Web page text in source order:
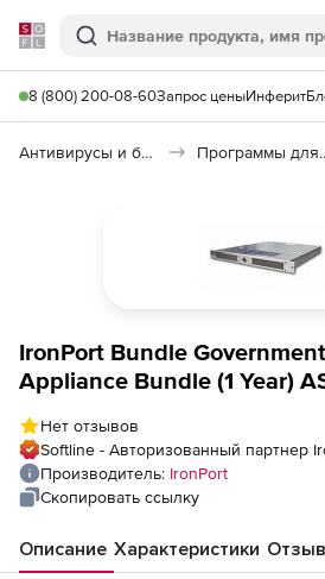
Softline
Поиск
8 (800) 200-08-60Запрос ценыИнферит
Антивирусы и безопасность Программы
IronPort Bundle
Appliance Bundle (1 Year)
Appliance Bundle (1 Year)
999 Mailboxes
Нет отзывов
Softline - Авторизованный партнер
Производитель: IronPort
Скопировать ссылку
Описание Характеристики